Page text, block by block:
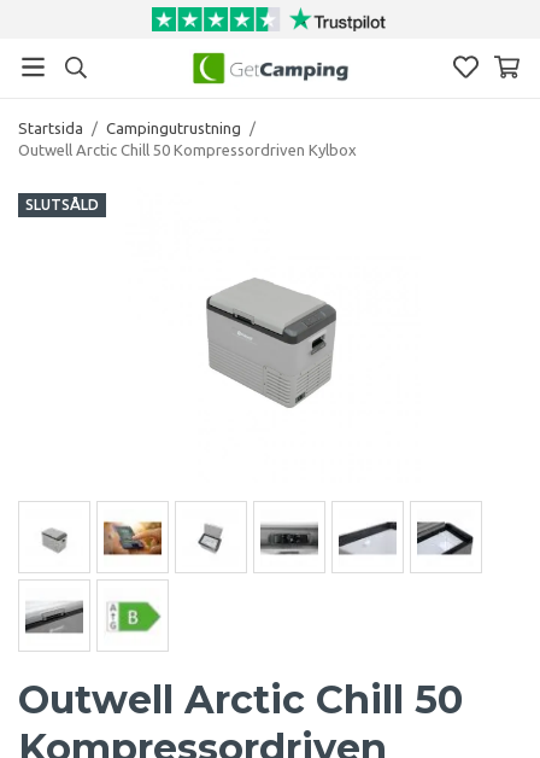
Startsida / Campingutrustning
/
Outwell Arctic Chill 50 Kompressordriven Kylbox
SLUTSÅLD
Outwell Arctic Chill 50
Kompressordriven